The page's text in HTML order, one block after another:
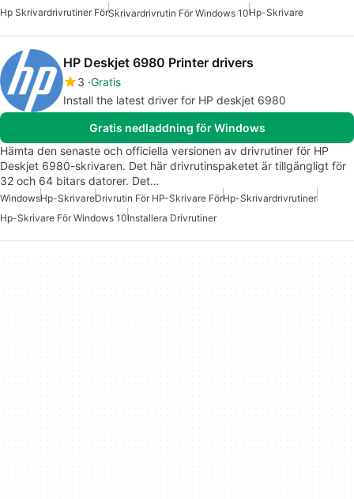
Hp Skrivardrivrutiner FörSkrivardrivrutin För Windows 10Hp-Skrivare
HP Deskjet 6980 Printer drivers
3 Gratis
Install the latest driver for HP deskjet 6980
Gratis nedladdning för Windows
Hämta den senaste och officiella versionen av drivrutiner för HP
Deskjet 6980-skrivaren. Det här drivrutinspaketet är tillgängligt för
32 och 64 bitars datorer. Det…
WindowsHp-SkrivareDrivrutin För HP-Skrivare FörHp-Skrivardrivrutiner
Hp-Skrivare För Windows 10Installera Drivrutiner